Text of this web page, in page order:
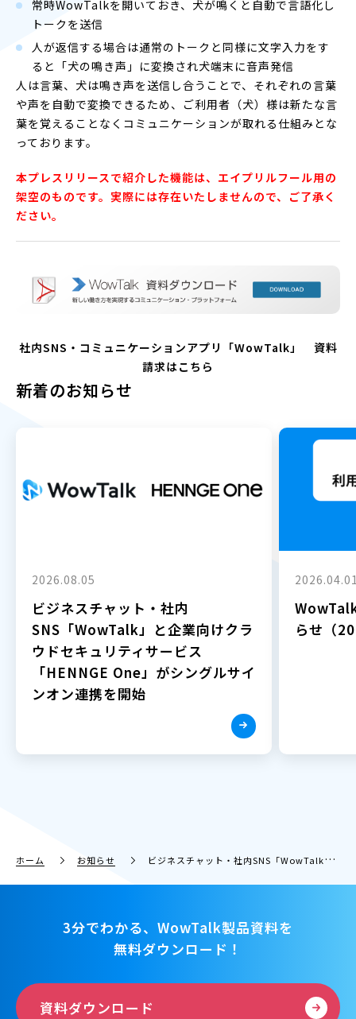
常時WowTalkを開いておき、犬が鳴くと自動で言語化し
トークを送信
人が返信する場合は通常のトークと同様に文字入力をす
ると「犬の鳴き声」に変換され犬端末に音声発信
人は言葉、犬は鳴き声を送信し合うことで、それぞれの言葉
や声を自動で変換できるため、ご利用者（犬）様は新たな言
葉を覚えることなくコミュニケーションが取れる仕組みとな
っております。
本プレスリリースで紹介した機能は、エイプリルフール用の
架空のものです。実際には存在いたしませんので、ご了承く
ださい。
社内SNS・コミュニケーションアプリ「WowTalk」 資料
請求はこちら
新着のお知らせ
2026.08.05
ビジネスチャット・社内
SNS「WowTalk」と企業向けクラ
ウドセキュリティサービス
「HENNGE One」がシングルサイ
ンオン連携を開始
らせ（
ホーム お知らせ ビジネスチャット・社内SNS「WowTalk」に犬と会話ができる「ワウリンガル」機能を追加！職場に居ながら飼い犬との“言語コミュニケーション”を実現
3分でわかる、WowTalk製品資料を
無料ダウンロード！
資料ダウンロード